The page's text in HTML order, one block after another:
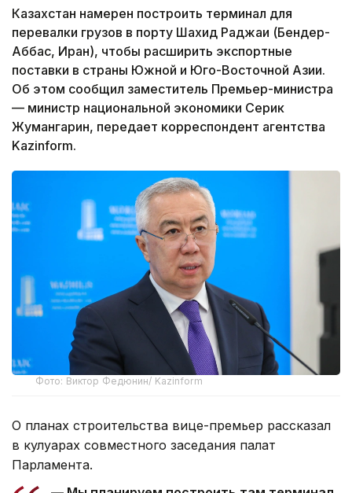
Казахстан намерен построить терминал для
перевалки грузов в порту Шахид Раджаи (Бендер-
Аббас, Иран), чтобы расширить экспортные
поставки в страны Южной и Юго-Восточной Азии.
Об этом сообщил заместитель Премьер-министра
— министр национальной экономики Серик
Жумангарин, передает корреспондент агентства
Kazinform.
Фото: Виктор Федюнин/ Kazinform
О планах строительства вице-премьер рассказал
в кулуарах совместного заседания палат
Парламента.